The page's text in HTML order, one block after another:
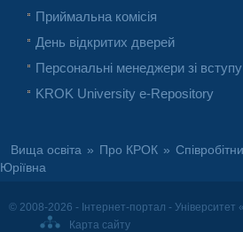
Приймальна комісія
День відкритих дверей
Персональні менеджери зі вступу
KROK University e-Repository
Вища освіта » Про КРОК »
Юріївна
© 2008-2026 - Інтернет-портал - Університет
Карта сайту